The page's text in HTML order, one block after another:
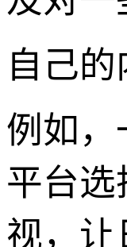
自己的
例如，
平台
视，